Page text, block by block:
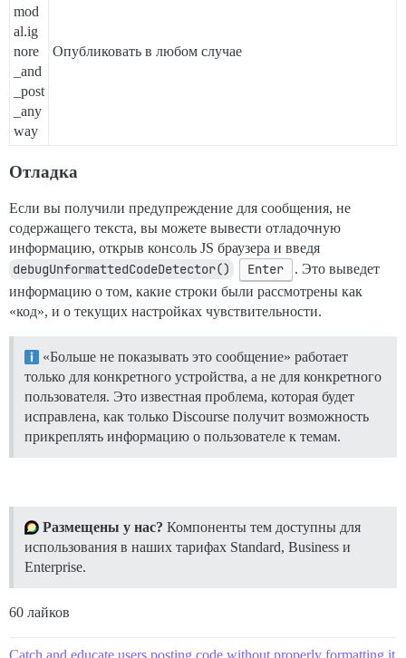
mod
al.ig
nore
_and
_post
_any
way
Опубликовать в любом случае
Отладка
Если вы получили предупреждение для сообщения, не
содержащего текста, вы можете вывести отладочную
информацию, открыв консоль JS браузера и введя
debugUnformattedCodeDetector() Enter
. Это выведет
информацию о том, какие строки были рассмотрены как
«код», и о текущих настройках чувствительности.
«Больше не показывать это сообщение» работает
только для конкретного устройства, а не для конкретного
пользователя. Это известная проблема, которая будет
исправлена, как только Discourse получит возможность
прикреплять информацию о пользователе к темам.
Размещены у нас? Компоненты тем доступны для
использования в наших тарифах Standard, Business и
Enterprise.
60 лайков
Catch and educate users posting code without properly formatting it